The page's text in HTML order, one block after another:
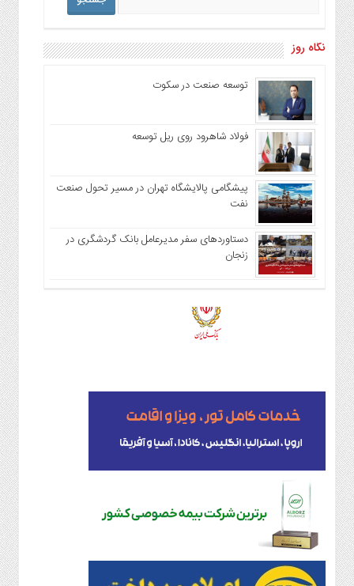
نگاه روز
توسعه صنعت در سکوت
فولاد شاهرود روی ریل توسعه
پیشگامی پالایشگاه تهران در مسیر تحول صنعت
نفت
دستاوردهای سفر مدیرعامل بانک گردشگری در
زنجان